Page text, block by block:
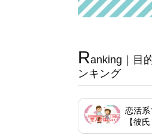
Ranking｜目
ンキング
恋活
【彼